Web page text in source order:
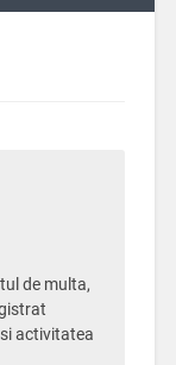
de multa,
activitatea